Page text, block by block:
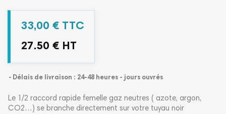
33,00 € TTC
27.50 € HT
Délais de livraison : 24-48 heures - jours ouvrés
Le 1/2 raccord rapide femelle gaz neutres ( azote, argon,
CO2…) se branche directement sur votre tuyau noir